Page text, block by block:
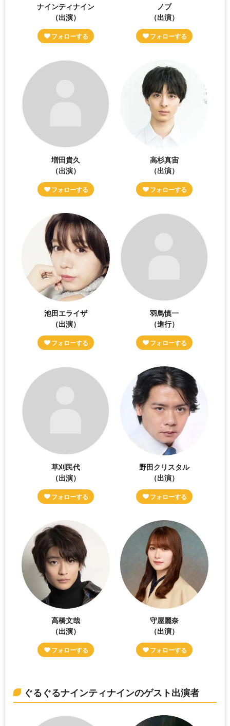
ナインティナイン
（出演）
ノブ
（出演）
増田貴久
（出演）
高杉真宙
（出演）
池田エライザ
（出演）
羽鳥慎一
（進行）
草刈民代
（出演）
野田クリスタル
（出演）
高橋文哉
（出演）
守屋麗奈
（出演）
ぐるぐるナインティナインのゲスト出演者